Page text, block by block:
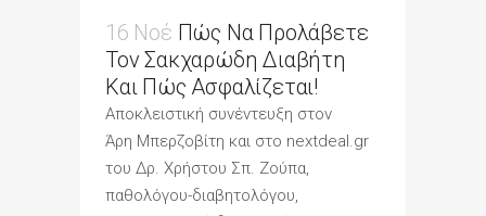
16 Νοέ Πώς Να Προλάβετε
Τον Σακχαρώδη Διαβήτη
Και Πώς Ασφαλίζεται!
Αποκλειστική συνέντευξη στον
Άρη Μπερζοβίτη και στο nextdeal.gr
του Δρ. Χρήστου Σπ. Ζούπα,
παθολόγου-διαβητολόγου,